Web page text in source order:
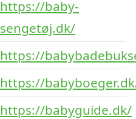
https://baby-
sengetøj.dk/
https://
https://
https://babyguide.dk/